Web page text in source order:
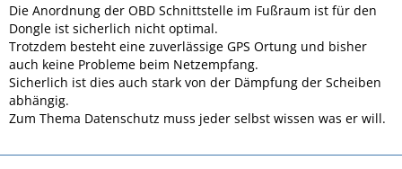
Die Anordnung der OBD Schnittstelle im Fußraum ist für den
Dongle ist sicherlich nicht optimal.
Trotzdem besteht eine zuverlässige GPS Ortung und bisher
auch keine Probleme beim Netzempfang.
Sicherlich ist dies auch stark von der Dämpfung der Scheiben
abhängig.
Zum Thema Datenschutz muss jeder selbst wissen was er will.